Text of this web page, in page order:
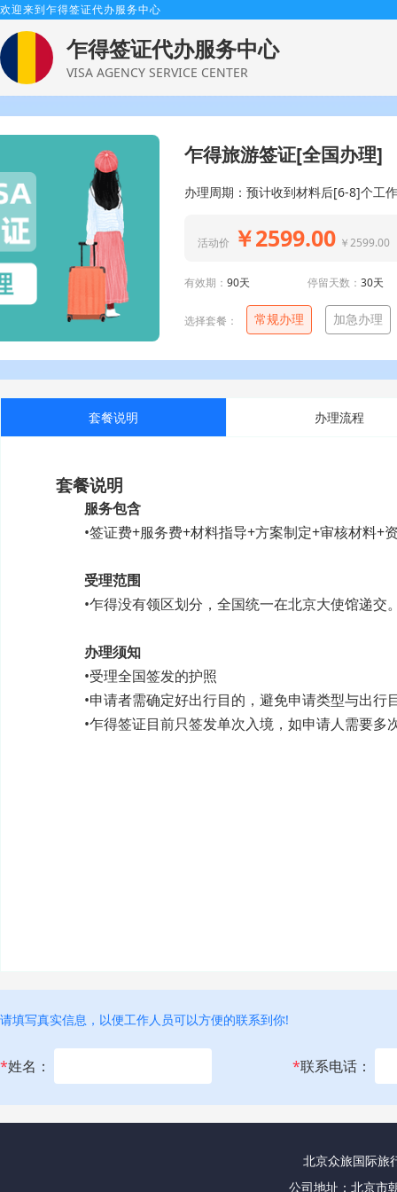
欢迎来到乍得签证代办服务中心
乍得签证代办服务中心
VISA AGENCY SERVICE CENTER
乍得旅游签证[全国办理]
办理周期：预计收到材料后[6-8]个工
活动价 ￥2599.00 ￥2599.00
有效期： 90天 停留天数： 30天
选择套餐： 常规办理 加急办理
套餐说明 办理流程
套餐说明
服务包含
•签证费+服务费+材料指导+方案制定+审核材料+
受理范围
•乍得没有领区划分，全国统一在北京大使馆递交
办理须知
•受理全国签发的护照
•申请者需确定好出行目的，避免申请类型与出行
•乍得签证目前只签发单次入境，如申请人需要多
请填写真实信息，以便工作人员可以方便的联系到你!
*姓名： *联系电话：
北京众旅国际旅
公司地址：北京市